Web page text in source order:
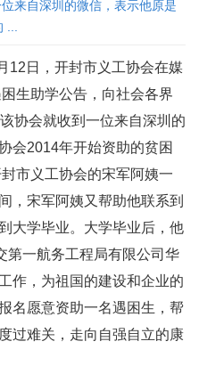
来自深圳的微信，表示他原是
日，开封市义工协会在媒
生助学公告，向社会各界
协会就收到一位来自深圳的
会2014年开始资助的贫困
市义工协会的宋军阿姨一
，宋军阿姨又帮助他联系到
大学毕业。大学毕业后，他
第一航务工程局有限公司华
作，为祖国的建设和企业的
名愿意资助一名遇困生，帮
过难关，走向自强自立的康